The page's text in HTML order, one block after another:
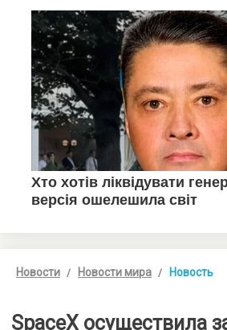
Новости Новости мира Новость
SpaceX осуществила